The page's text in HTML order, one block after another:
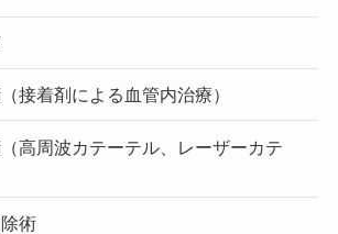
接着剤による血管内治療）
高周波カテーテル、レーザーカテ
術